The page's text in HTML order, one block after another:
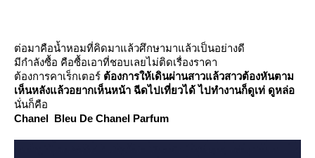
ต่อมาคือน้ำหอมที่คิดมาแล้วศึกษามาแล้วเป็นอย่างดี
มีกำลังซื้อ คือซื้อเอาที่ชอบเลยไม่ติดเรื่องราคา
ต้องการคาเร็กเตอร์ ต้องการให้เดินผ่านสาวแล้วสาวต้องหันตาม
เห็นหลังแล้วอยากเห็นหน้า ฉีดไปเที่ยวได้ ไปทำงานก็ดูเท่ ดูหล่อ
นั่นก็คือ
Chanel Bleu De Chanel Parfum